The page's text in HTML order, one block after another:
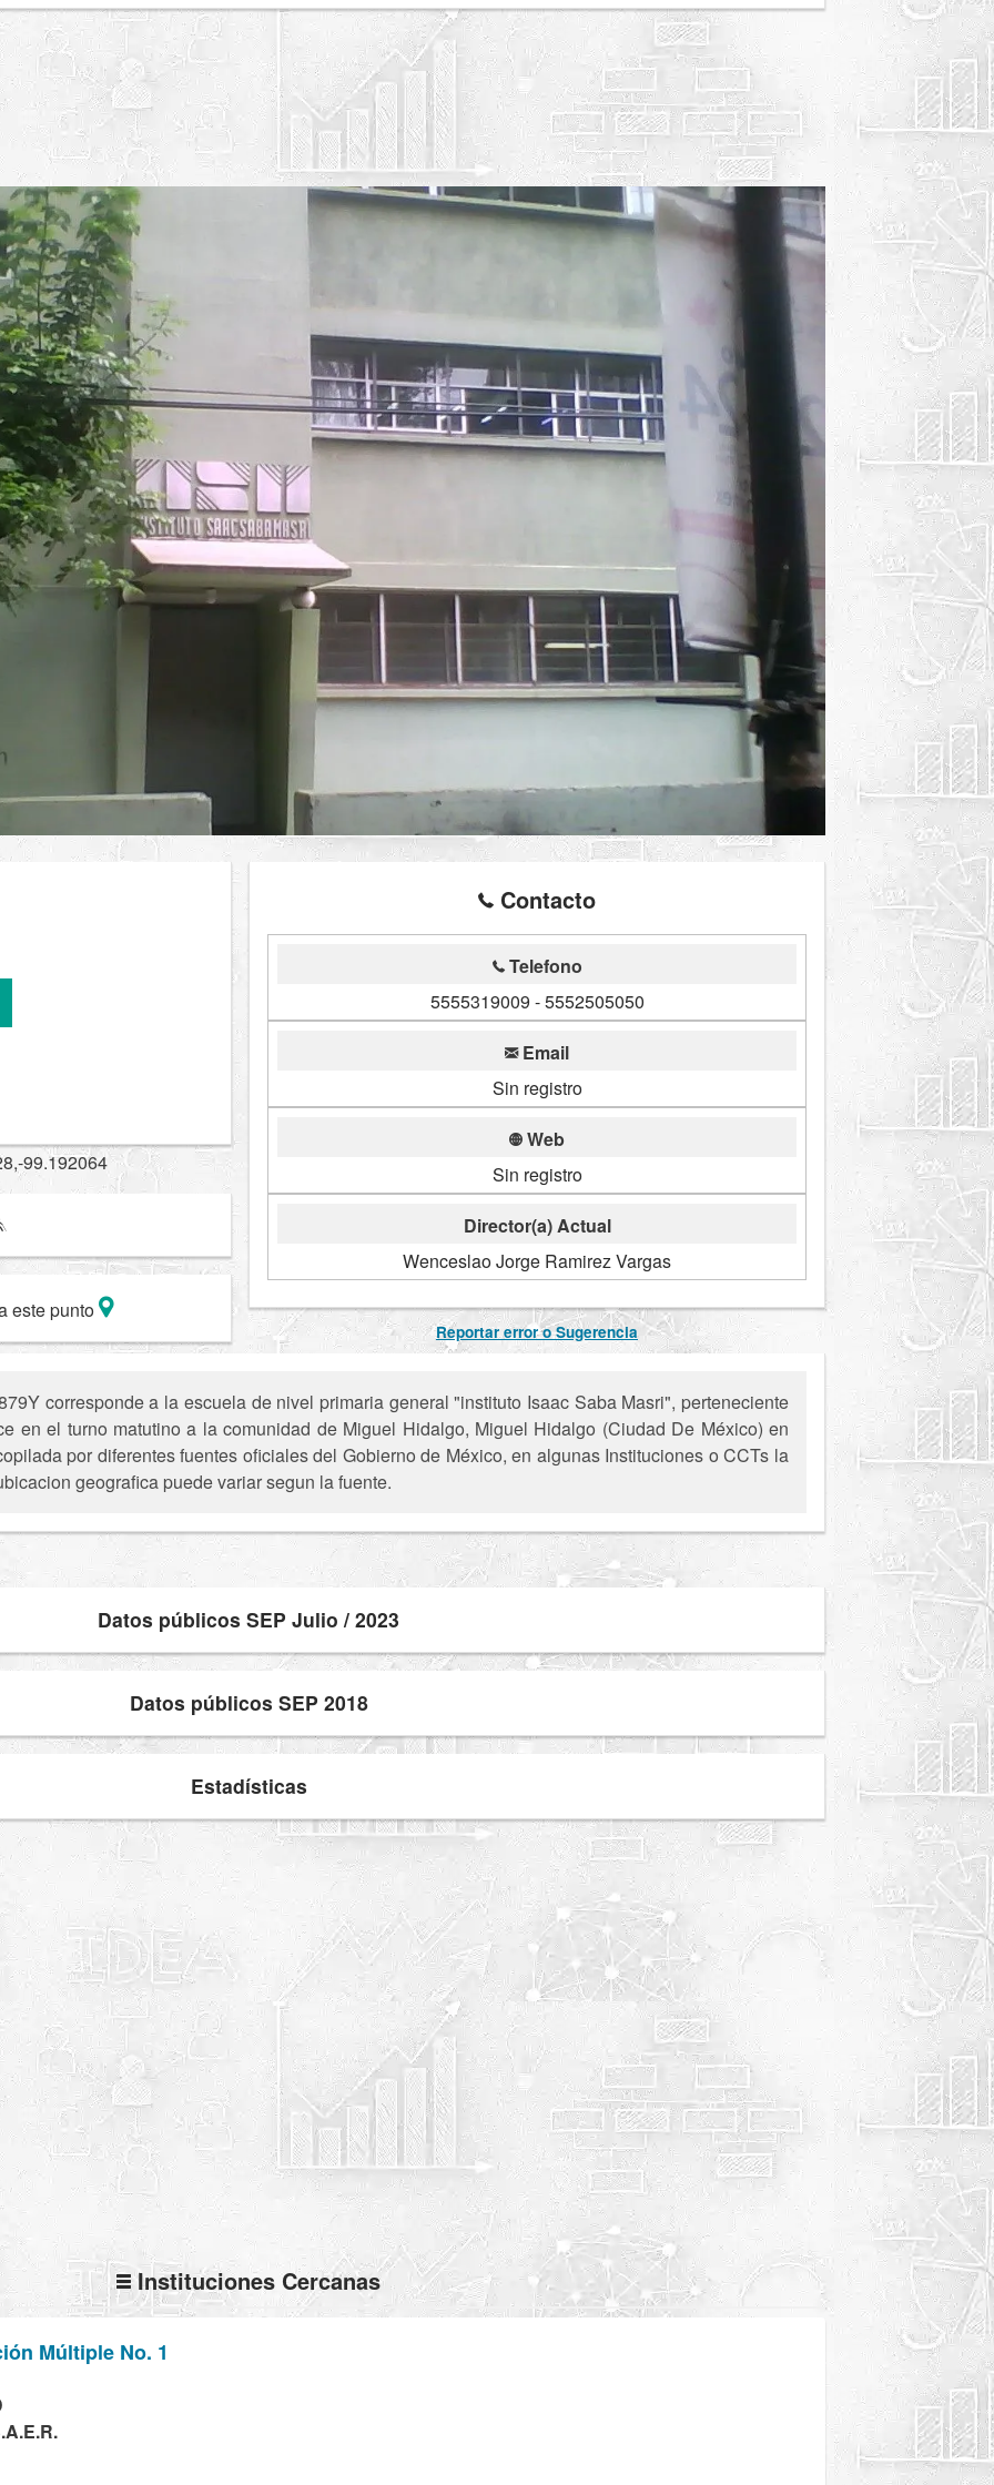
99.192064
este punto
Contacto
Telefono
5555319009 - 5552505050
Email
Sin registro
Web
Sin registro
Director(a) Actual
Wenceslao Jorge Ramirez Vargas
corresponde a la escuela de nivel primaria general "instituto Isaac Saba Masri", perteneciente
en el turno matutino a la comunidad de Miguel Hidalgo, Miguel Hidalgo (Ciudad De México) en
por diferentes fuentes oficiales del Gobierno de México, en algunas Instituciones o CCTs la
geografica puede variar segun la fuente.
Reportar error o Sugerencia
Datos públicos SEP Julio / 2023
Datos públicos SEP 2018
Estadísticas
Instituciones Cercanas
Múltiple No. 1